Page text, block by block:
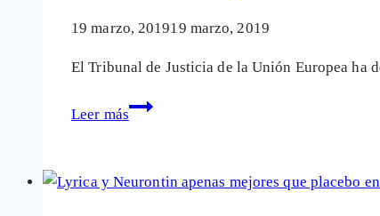
de
investigación
#CartasaElla
19 marzo, 201919 marzo, 2019
El Tribunal de Justicia de la Unión Europea ha
Leer más
La
decide: